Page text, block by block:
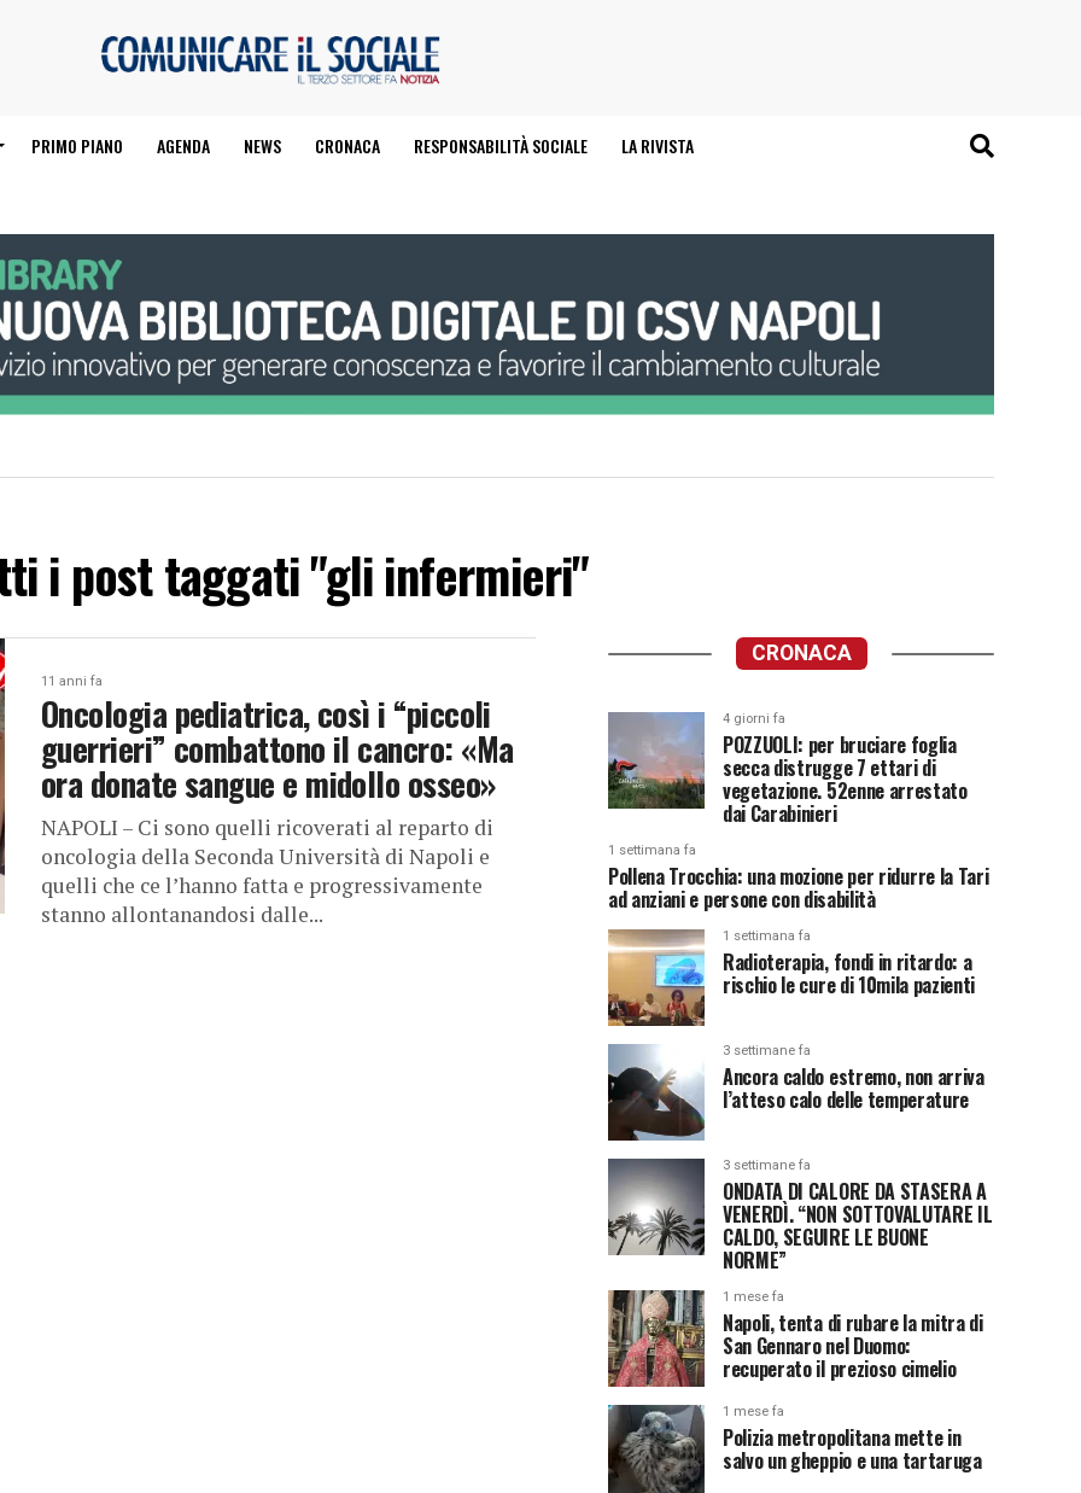
PRIMO PIANO AGENDA NEWS CRONACA RESPONSABILITÀ SOCIALE LA RIVISTA
i post taggati "gli infermieri"
11 anni fa
Oncologia pediatrica, così i “piccoli
guerrieri” combattono il cancro: «Ma
ora donate sangue e midollo osseo»
NAPOLI – Ci sono quelli ricoverati al reparto di
oncologia della Seconda Università di Napoli e
quelli che ce l’hanno fatta e progressivamente
stanno allontanandosi dalle...
CRONACA
4 giorni fa
POZZUOLI: per bruciare foglia
secca distrugge 7 ettari di
vegetazione. 52enne arrestato
dai Carabinieri
1 settimana fa
Pollena Trocchia: una mozione per ridurre la Tari
ad anziani e persone con disabilità
1 settimana fa
Radioterapia, fondi in ritardo: a
rischio le cure di 10mila pazienti
3 settimane fa
Ancora caldo estremo, non arriva
l’atteso calo delle temperature
3 settimane fa
ONDATA DI CALORE DA STASERA A
VENERDÌ. “NON SOTTOVALUTARE IL
CALDO, SEGUIRE LE BUONE
NORME”
1 mese fa
Napoli, tenta di rubare la mitra di
San Gennaro nel Duomo:
recuperato il prezioso cimelio
1 mese fa
Polizia metropolitana mette in
salvo un gheppio e una tartaruga